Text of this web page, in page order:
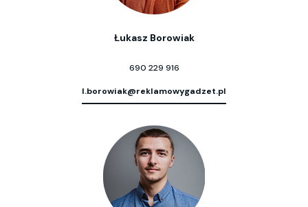
Łukasz Borowiak
690 229 916
l.borowiak@reklamowygadzet.pl